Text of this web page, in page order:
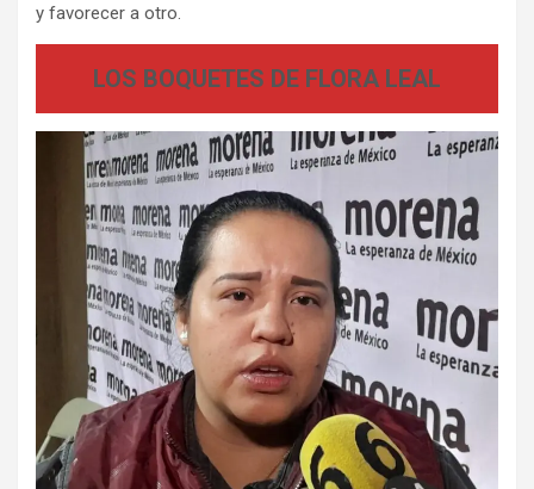
y favorecer a otro.
LOS BOQUETES DE FLORA LEAL